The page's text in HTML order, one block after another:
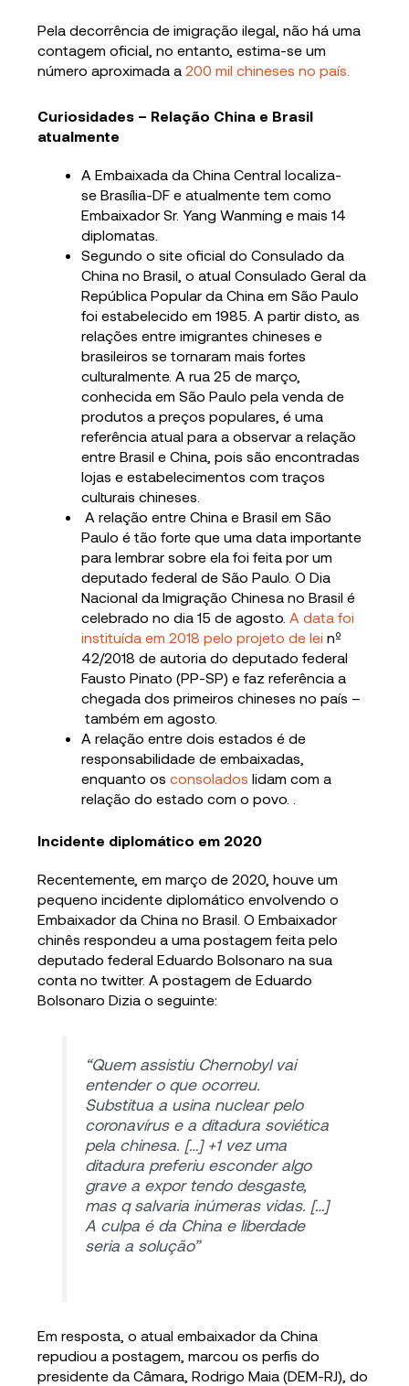
Pela decorrência de imigração ilegal, não há uma
contagem oficial, no entanto, estima-se um
número aproximada a200 mil chineses no país.
Curiosidades – Relação China e Brasil
atualmente
A Embaixada da China Central localiza-
se Brasília-DF e atualmente tem como
Embaixador Sr. Yang Wanming e mais 14
diplomatas.
Segundo o site oficial do Consulado da
China no Brasil, o atual Consulado Geral da
República Popular da China em São Paulo
foi estabelecido em 1985. A partir disto, as
relações entre imigrantes chineses e
brasileiros se tornaram mais fortes
culturalmente. A rua 25 de março,
conhecida em São Paulo pela venda de
produtos a preços populares, é uma
referência atual para a observar a relação
entre Brasil e China, pois são encontradas
lojas e estabelecimentos com traços
culturais chineses.
A relação entre China e Brasil em São
Paulo é tão forte que uma data importante
para lembrar sobre ela foi feita por um
deputado federal de São Paulo. O Dia
Nacional da Imigração Chinesa no Brasil é
celebrado no dia 15 de agosto.A data foi
instituída em 2018 pelo projeto de lei nº
42/2018 de autoria do deputado federal
Fausto Pinato (PP-SP) e faz referência a
chegada dos primeiros chineses no país –
também em agosto.
A relação entre dois estados é de
responsabilidade de embaixadas,
enquanto osconsoladoslidam com a
relação do estado com o povo. .
Incidente diplomático em 2020
Recentemente, em março de 2020, houve um
pequeno incidente diplomático envolvendo o
Embaixador da China no Brasil. O Embaixador
chinês respondeu a uma postagem feita pelo
deputado federal Eduardo Bolsonaro na sua
conta no twitter. A postagem de Eduardo
Bolsonaro Dizia o seguinte:
“Quem assistiu Chernobyl vai
entender o que ocorreu.
Substitua a usina nuclear pelo
coronavírus e a ditadura soviética
pela chinesa. […] +1 vez uma
ditadura preferiu esconder algo
grave a expor tendo desgaste,
mas q salvaria inúmeras vidas. […]
A culpa é da China e liberdade
seria a solução”
Em resposta, o atual embaixador da China
repudiou a postagem, marcou os perfis do
presidente da Câmara, Rodrigo Maia (DEM-RJ), do